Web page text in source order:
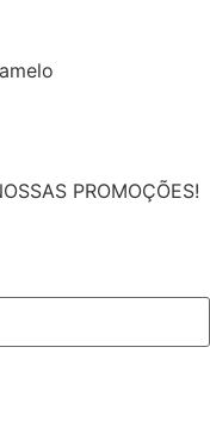
PROMOÇÕES!